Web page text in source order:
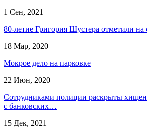
1 Сен, 2021
80-летие Григория Шустера отметили на
18 Мар, 2020
Мокрое дело на парковке
22 Июн, 2020
Сотрудниками полиции раскрыты
с банковских…
15 Дек, 2021